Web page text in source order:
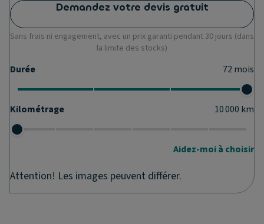
Demandez votre devis gratuit
Sans frais ni engagement, avec un prix garanti pendant 30 jours (dans
la limite des stocks)
Durée 72mois
Kilométrage 10 000 km
Aidez-moi à choisir
Attention! Les images peuvent différer.